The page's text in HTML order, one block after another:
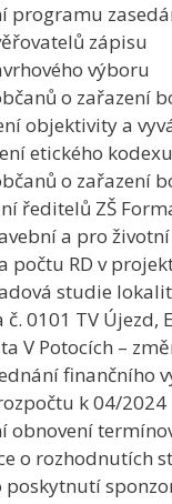
programu
zápisu
výboru
o zařazení
objektivity a
etického
o zařazení
ředitelů ZŠ
a pro
počtu RD v
studie
č. 0101 TV
V Potocích –
finančního
k 04/2024
obnovení
o rozhodnutích
poskytnutí